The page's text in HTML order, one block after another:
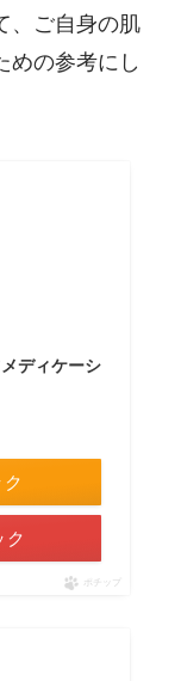
、ご自身の肌
めの参考にし
ディケーシ
ク
ポチップ